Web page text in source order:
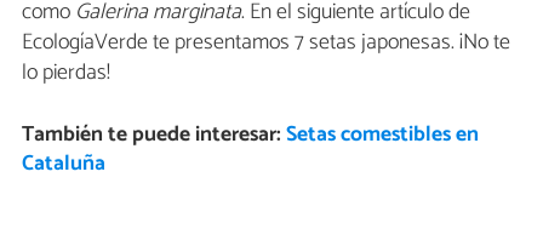
como Galerina marginata. En el siguiente artículo de
EcologíaVerde te presentamos 7 setas japonesas. ¡No te
lo pierdas!
También te puede interesar:Setas comestibles en
Cataluña